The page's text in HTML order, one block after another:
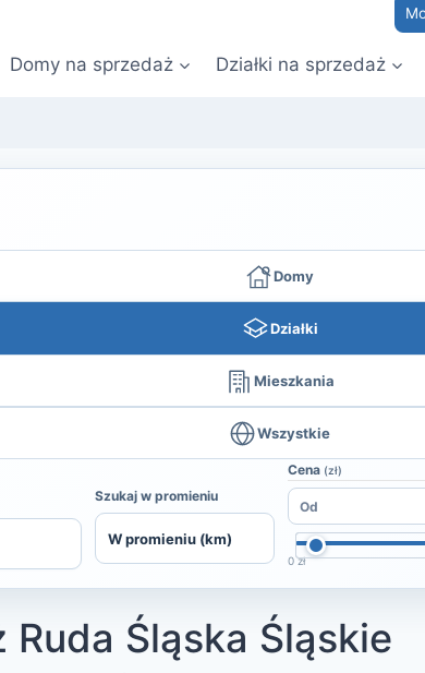
Domy na sprzedaż Działki na sprzedaż
Domy
Działki
Mieszkania
Wszystkie
Szukaj w promieniu
Cena (zł)
0 zł
Ruda Śląska Śląskie